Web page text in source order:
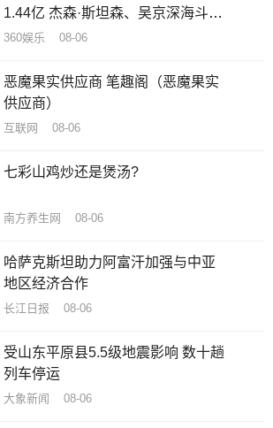
1.44亿 杰森·斯坦森、吴京深海斗鲨
刺激消暑
360娱乐 08-06
恶魔果实供应商 笔趣阁（恶魔果实
供应商）
互联网 08-06
七彩山鸡炒还是煲汤?
南方养生网 08-06
哈萨克斯坦助力阿富汗加强与中亚
地区经济合作
长江日报 08-06
受山东平原县5.5级地震影响 数十趟
列车停运
大象新闻 08-06